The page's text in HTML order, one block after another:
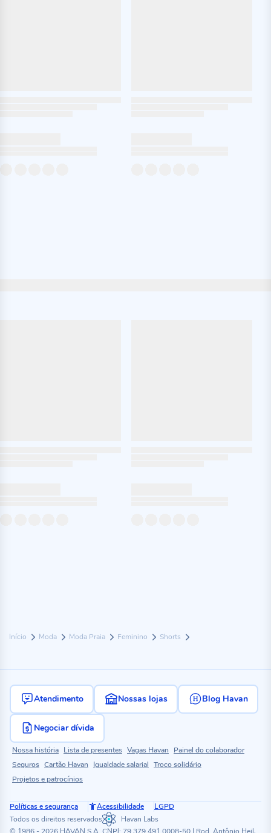
Início Moda Moda Praia Feminino Shorts
Atendimento Nossas lojas Blog Havan
Negociar dívida
Nossa história Lista de presentes Vagas Havan
Painel do colaborador
Seguros Cartão Havan Igualdade salarial Troco solidário
Projetos e patrocínios
Políticas e segurança Acessibilidade
LGPD
Todos os direitos reservados
Havan Labs